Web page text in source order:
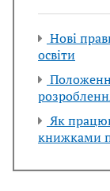
Нові
освіти
Як
книжками